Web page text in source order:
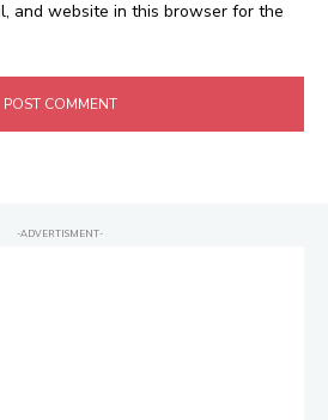
and website in this browser for the